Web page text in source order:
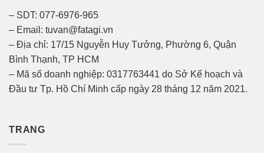
– SDT: 077-6976-965
– Email: tuvan@fatagi.vn
– Địa chỉ: 17/15 Nguyễn Huy Tưởng, Phường 6, Quận
Bình Thạnh, TP HCM
– Mã số doanh nghiệp: 0317763441 do Sở Kế hoạch và
Đầu tư Tp. Hồ Chí Minh cấp ngày 28 tháng 12 năm 2021.
TRANG